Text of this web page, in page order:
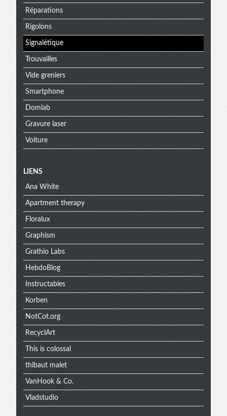
Réparations
Rigolons
Signalétique
Trouvailles
Vide greniers
Smartphone
Domlab
Gravure laser
Voiture
Menu
extra
LIENS
Ana White
Apartment therapy
Floralux
Graphism
Grathio Labs
HebdoBlog
Instructables
Korben
NotCot.org
RecyclArt
This is colossal
thibaut malet
VanHook & Co.
Vladstudio